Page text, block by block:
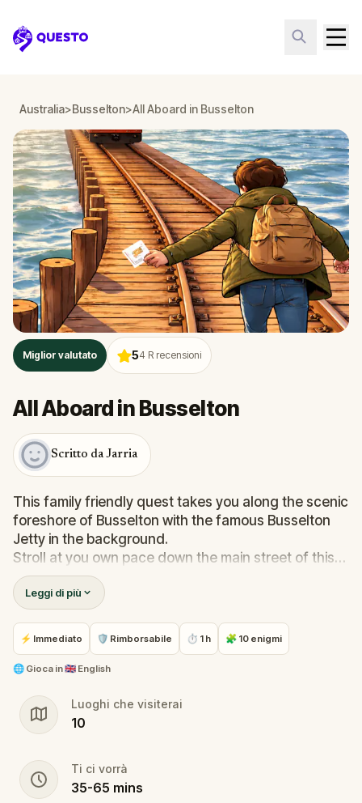
Questo
Australia>Busselton>All Aboard in Busselton
Miglior valutato 54 R recensioni
All Aboard in Busselton
Scritto da Jarria
This family friendly quest takes you along the scenic
foreshore of Busselton with the famous Busselton
Jetty in the background.
Stroll at you own pace down the main street of this
scenic town while solving puzzles from real world
locations and clues.
This quest will get you and and about, taking in the
beautiful location of Busselton while having some
fun challenges along the way.
Leggi di più
⚡ Immediato 🛡 Rimborsabile ⏱ 1 h 🧩 10 enigmi
🌐 Gioca in🇬🇧 English
Luoghi che visiterai
10
Ti ci vorrà
35-65 mins